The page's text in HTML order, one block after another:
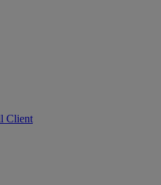
Client